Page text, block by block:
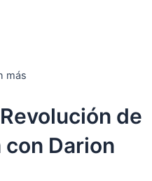
más
de
con Darion